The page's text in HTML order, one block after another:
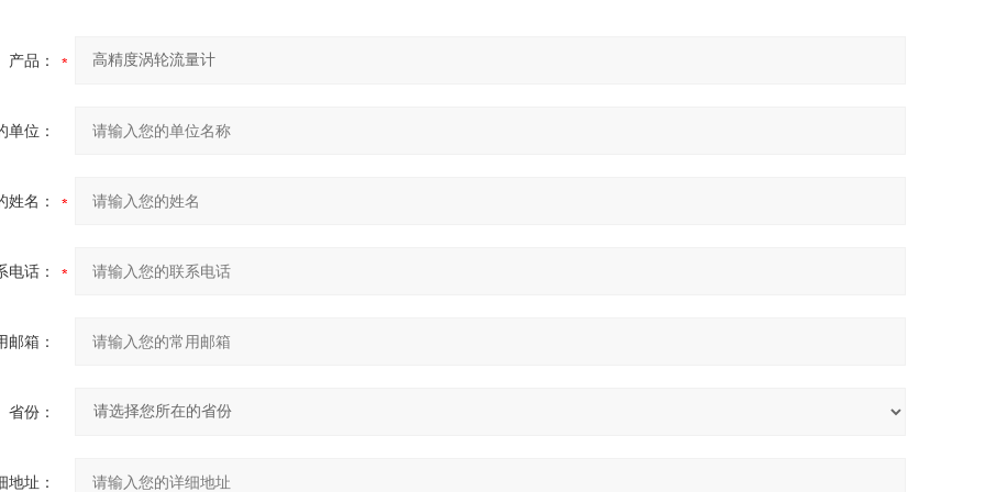
产品：
单位：
姓名：
电话：
邮箱：
省份：
地址：